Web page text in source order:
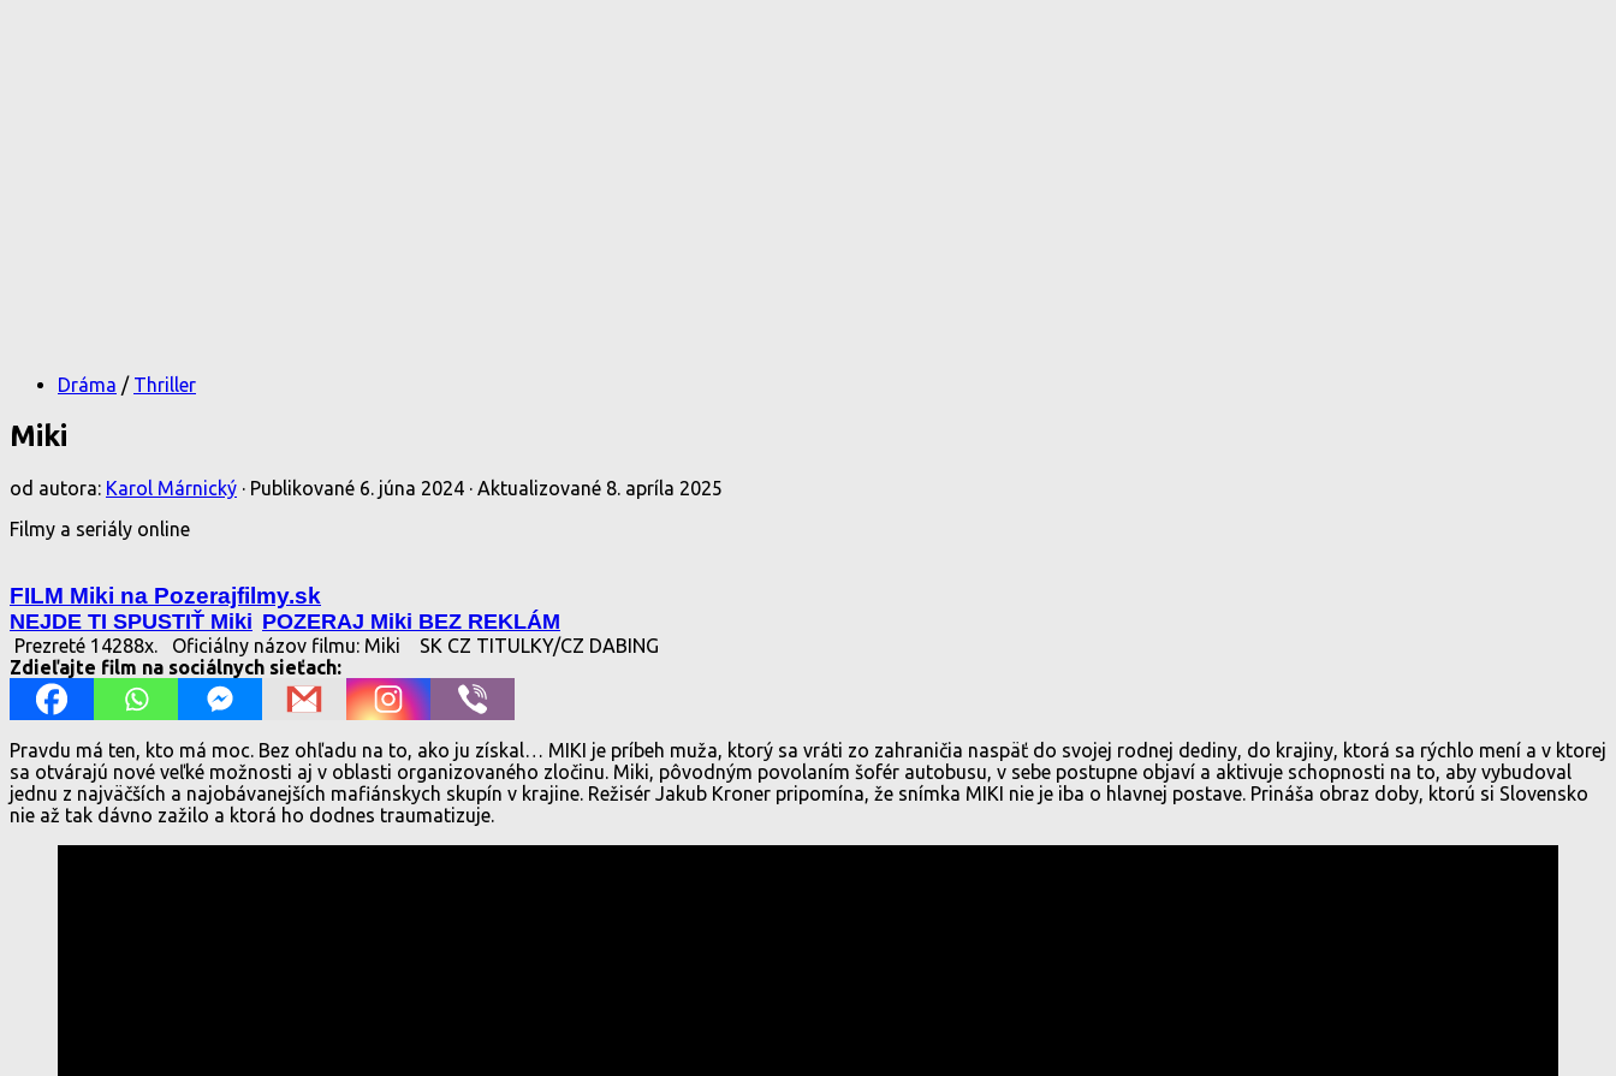
Dráma / Thriller
Miki
od autora: Karol Márnický · Publikované 6. júna 2024 · Aktualizované 8. apríla 2025
Filmy a seriály online
FILM Miki na Pozerajfilmy.sk
NEJDE TI SPUSTIŤ Miki POZERAJ Miki BEZ REKLÁM
Prezreté 14288x. Oficiálny názov filmu: Miki
SK CZ TITULKY/CZ DABING
Zdieľajte film na sociálnych sieťach:
Pravdu má ten, kto má moc. Bez ohľadu na to, ako ju získal… MIKI je príbeh muža, ktorý sa vráti zo zahraničia naspäť do svojej rodnej dediny, do krajiny, ktorá sa rýchlo mení a v ktorej
sa otvárajú nové veľké možnosti aj v oblasti organizovaného zločinu. Miki, pôvodným povolaním šofér autobusu, v sebe postupne objaví a aktivuje schopnosti na to, aby vybudoval
jednu z najväčších a najobávanejších mafiánskych skupín v krajine. Režisér Jakub Kroner pripomína, že snímka MIKI nie je iba o hlavnej postave. Prináša obraz doby, ktorú si Slovensko
nie až tak dávno zažilo a ktorá ho dodnes traumatizuje.